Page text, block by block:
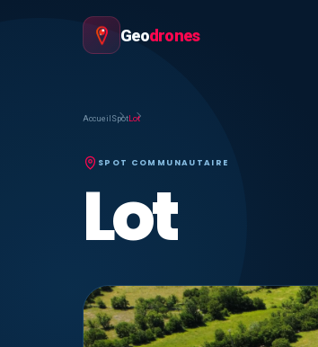
Geodrones
Accueil SpotLot
SPOT COMMUNAUTAIRE
Lot